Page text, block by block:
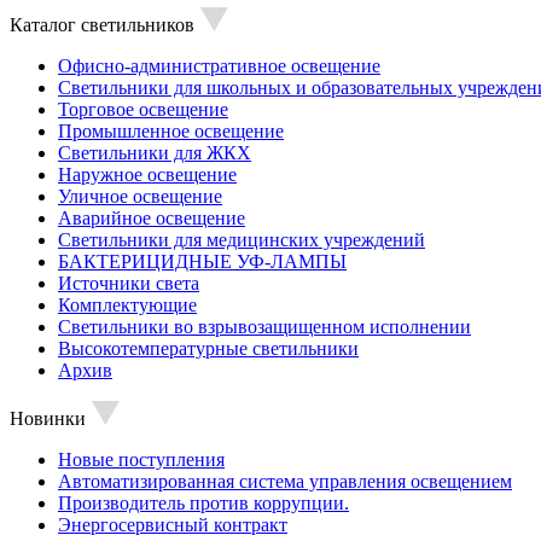
Каталог светильников
Офисно-административное освещение
Светильники для школьных и образовательных
Торговое освещение
Промышленное освещение
Светильники для ЖКХ
Наружное освещение
Уличное освещение
Аварийное освещение
Светильники для медицинских учреждений
БАКТЕРИЦИДНЫЕ УФ-ЛАМПЫ
Источники света
Комплектующие
Светильники во взрывозащищенном исполнении
Высокотемпературные светильники
Архив
Новинки
Новые поступления
Автоматизированная система управления освещением
Производитель против коррупции.
Энергосервисный контракт